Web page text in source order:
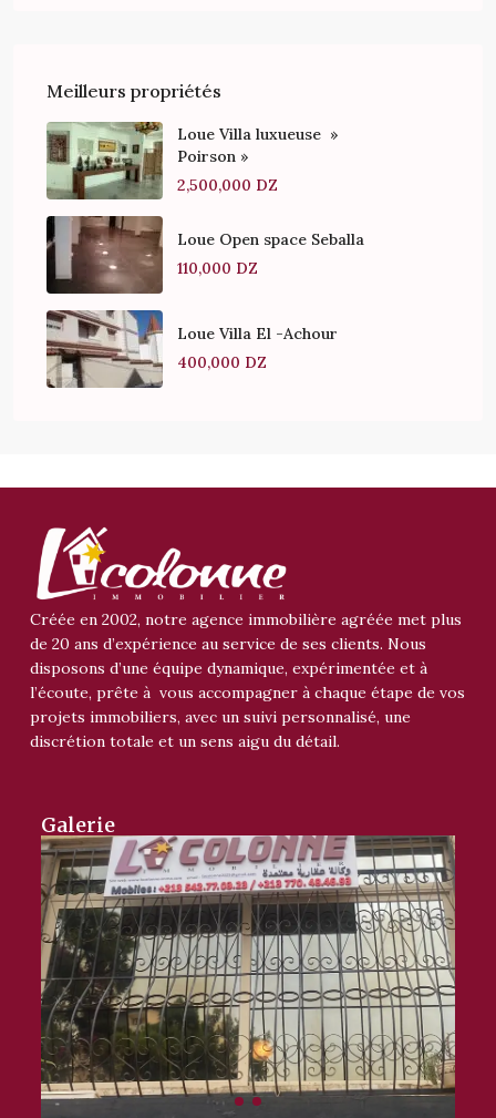
Meilleurs propriétés
Loue Villa luxueuse »
Poirson »
2,500,000 DZ
Loue Open space Seballa
110,000 DZ
Loue Villa El -Achour
400,000 DZ
Créée en 2002, notre agence immobilière agréée met plus
de 20 ans d’expérience au service de ses clients. Nous
disposons d’une équipe dynamique, expérimentée et à
l’écoute, prête à vous accompagner à chaque étape de vos
projets immobiliers, avec un suivi personnalisé, une
discrétion totale et un sens aigu du détail.
Galerie